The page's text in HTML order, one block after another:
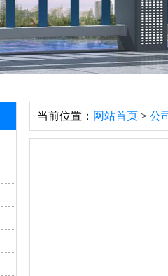
当前位置： 网站首页 > 公